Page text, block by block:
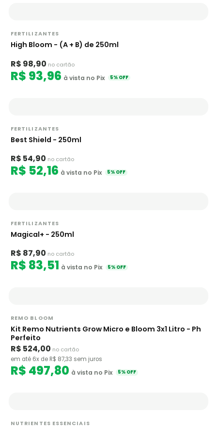
FERTILIZANTES
High Bloom - (A + B) de 250ml
R$ 98,90 no cartão
R$ 93,96 à vista no Pix 5% OFF
FERTILIZANTES
Best Shield - 250ml
R$ 54,90 no cartão
R$ 52,16 à vista no Pix 5% OFF
FERTILIZANTES
Magical+ - 250ml
R$ 87,90 no cartão
R$ 83,51 à vista no Pix 5% OFF
REMO BLOOM
Kit Remo Nutrients Grow Micro e Bloom 3x1 Litro - Ph
Perfeito
R$ 524,00 no cartão
em até 6x de R$ 87,33 sem juros
R$ 497,80 à vista no Pix 5% OFF
NUTRIENTES ESSENCIAIS